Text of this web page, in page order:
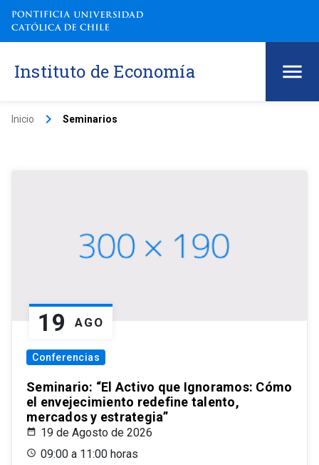
Instituto de Economía
Inicio keyboard_arrow_right Seminarios
19 AGO
Conferencias
Seminario: “El Activo que Ignoramos: Cómo
el envejecimiento redefine talento,
mercados y estrategia”
19 de Agosto de 2026
09:00 a 11:00 horas